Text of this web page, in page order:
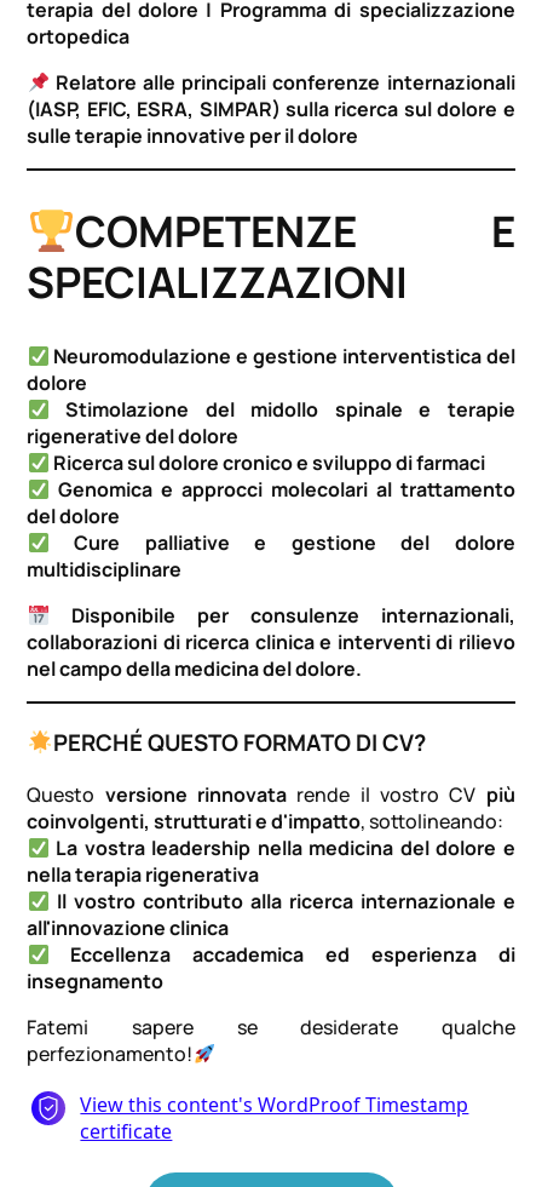
terapia del dolore | Programma di specializzazione
ortopedica
Relatore alle principali conferenze internazionali
(IASP, EFIC, ESRA, SIMPAR) sulla ricerca sul dolore e
sulle terapie innovative per il dolore
COMPETENZE E
SPECIALIZZAZIONI
Neuromodulazione e gestione interventistica del
dolore
Stimolazione del midollo spinale e terapie
rigenerative del dolore
Ricerca sul dolore cronico e sviluppo di farmaci
Genomica e approcci molecolari al trattamento
del dolore
Cure palliative e gestione del dolore
multidisciplinare
Disponibile per consulenze internazionali,
collaborazioni di ricerca clinica e interventi di rilievo
nel campo della medicina del dolore.
PERCHÉ QUESTO FORMATO DI CV?
Questo versione rinnovata rende il vostro CV più
coinvolgenti, strutturati e d'impatto, sottolineando:
La vostra leadership nella medicina del dolore e
nella terapia rigenerativa
Il vostro contributo alla ricerca internazionale e
all'innovazione clinica
Eccellenza accademica ed esperienza di
insegnamento
Fatemi sapere se desiderate qualche
perfezionamento!